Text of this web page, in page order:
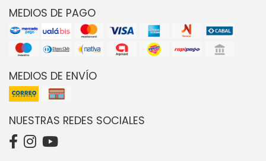
MEDIOS DE PAGO
MEDIOS DE ENVÍO
NUESTRAS REDES SOCIALES